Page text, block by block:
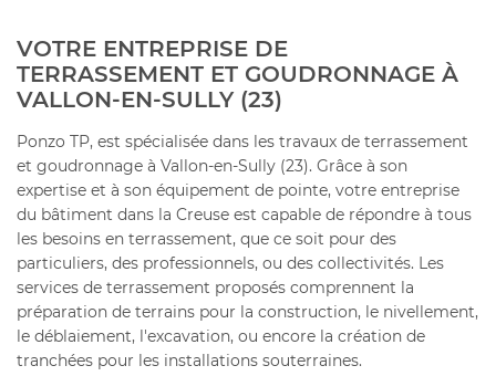
ACCUEIL
– GOUDRONNAGE
UNE
VOTRE ENTREPRISE DE
TERRASSEMENT ET GOUDRONNAGE À
VALLON-EN-SULLY (23)
Ponzo TP, est spécialisée dans les travaux de terrassement
et goudronnage à Vallon-en-Sully (23). Grâce à son
expertise et à son équipement de pointe, votre entreprise
du bâtiment dans la Creuse est capable de répondre à tous
les besoins en terrassement, que ce soit pour des
particuliers, des professionnels, ou des collectivités. Les
services de terrassement proposés comprennent la
préparation de terrains pour la construction, le nivellement,
le déblaiement, l'excavation, ou encore la création de
tranchées pour les installations souterraines.